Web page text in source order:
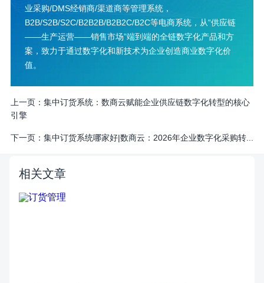
业采购/DMS经销商/渠道商等管理系统，
B2B/S2B/S2C/B2B2B/B2B2C/B2C等电商系统，从“供应链
——生产运营——销售市场”端到端的全链数字化产品和方
案，致力于通过数字化和新技术为企业创造商业数字化价
值。
上一页： 集中订货系统：数商云赋能企业供应链数字化转型的核心
引擎
下一页： 集中订货系统哪家好|数商云：2026年企业数字化采购转...
相关文章